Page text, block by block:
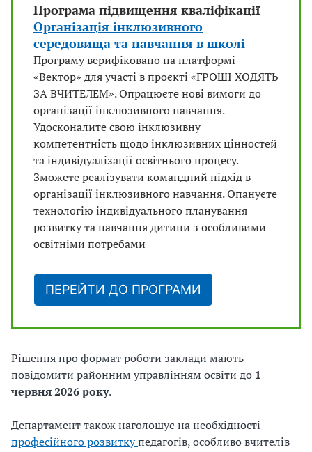
Програма підвищення кваліфікації
Організація інклюзивного
середовища та навчання в школі
Програму верифіковано на платформі
«Вектор» для участі в проєкті «ГРОШІ ХОДЯТЬ
ЗА ВЧИТЕЛЕМ». Опрацюєте нові вимоги до
організації інклюзивного навчання.
Удосконалите свою інклюзивну
компетентність щодо інклюзивних цінностей
та індивідуалізації освітнього процесу.
Зможете реалізувати командний підхід в
організації інклюзивного навчання. Опануєте
технологію індивідуального планування
розвитку та навчання дитини з особливими
освітніми потребами
ПЕРЕЙТИ ДО ПРОГРАМИ
Рішення про формат роботи заклади мають
повідомити районним управлінням освіти до 1
червня 2026 року.
Департамент також наголошує на необхідності
професійного розвиткупедагогів, особливо вчителів